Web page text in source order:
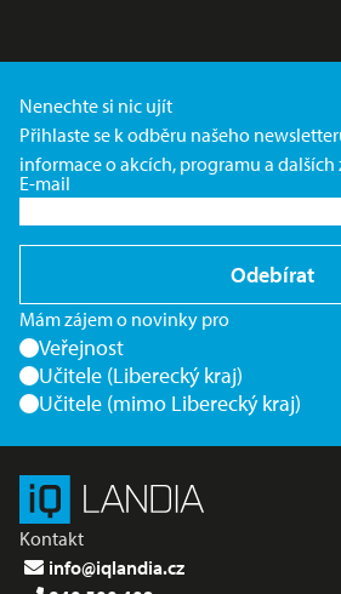
Nenechte si nic ujít
Přihlaste se k odběru našeho
informace o akcích, programu a
E-mail
Odebírat
Mám zájem o novinky pro
Veřejnost
Učitele (Liberecký kraj)
Učitele (mimo Liberecký kraj)
Kontakt
info@iqlandia.cz